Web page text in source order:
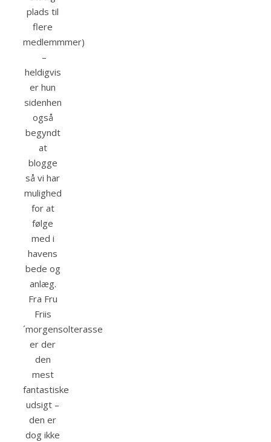
plads til
flere
medlemmmer)
–
heldigvis
er hun
sidenhen
også
begyndt
at
blogge
så vi har
mulighed
for at
følge
med i
havens
bede og
anlæg.
Fra Fru
Friis
´morgensolterasse
er der
den
mest
fantastiske
udsigt –
den er
dog ikke